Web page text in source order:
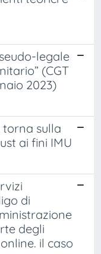
legale
(CGT
2023)
torna sulla
ai fini IMU
di
degli
il caso